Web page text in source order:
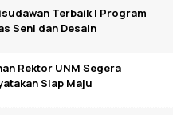
Terbaik I Program
Seni dan Desain
Rektor UNM Segera
Siap Maju